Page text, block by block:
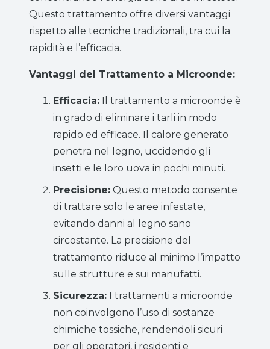
Questo trattamento offre diversi vantaggi
rispetto alle tecniche tradizionali, tra cui la
rapidità e l’efficacia.
Vantaggi del Trattamento a Microonde:
Efficacia: Il trattamento a microonde è
in grado di eliminare i tarli in modo
rapido ed efficace. Il calore generato
penetra nel legno, uccidendo gli
insetti e le loro uova in pochi minuti.
Precisione: Questo metodo consente
di trattare solo le aree infestate,
evitando danni al legno sano
circostante. La precisione del
trattamento riduce al minimo l’impatto
sulle strutture e sui manufatti.
Sicurezza: I trattamenti a microonde
non coinvolgono l’uso di sostanze
chimiche tossiche, rendendoli sicuri
per gli operatori, i residenti e